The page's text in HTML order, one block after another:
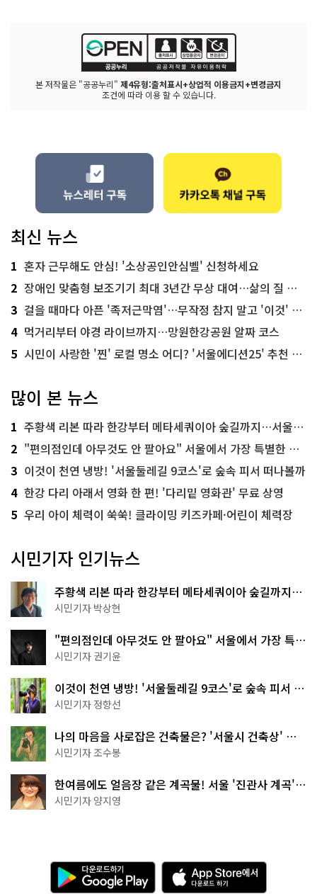
본 저작물은 "공공누리" 제4유형:출처표시+상업적 이용금지+변경금지
조건에 따라 이용 할 수 있습니다.
최신 뉴스
1 혼자 근무해도 안심! '소상공인안심벨' 신청하세요
2 장애인 맞춤형 보조기기 최대 3년간 무상 대여…삶의 질 높인다
3 걸을 때마다 아픈 '족저근막염'…무작정 참지 말고 '이것' 해보세요!
4 먹거리부터 야경 라이브까지…망원한강공원 알짜 코스
5 시민이 사랑한 '찐' 로컬 명소 어디? '서울에디션25' 추천 코스
많이 본 뉴스
1 주황색 리본 따라 한강부터 메타세쿼이아 숲길까지…서울둘레길 15코스
2 "편의점인데 아무것도 안 팔아요" 서울에서 가장 특별한 편의점의 정체
3 이것이 천연 냉방! '서울둘레길 9코스'로 숲속 피서 떠나볼까
4 한강 다리 아래서 영화 한 편! '다리밑 영화관' 무료 상영
5 우리 아이 체력이 쑥쑥! 클라이밍 키즈카페·어린이 체력장
시민기자 인기뉴스
주황색 리본 따라 한강부터 메타세쿼이아 숲길까지…
서울둘레길 15코스
시민기자 박상현
"편의점인데 아무것도 안 팔아요" 서울에서 가장 특별
한 편의점의 정체
시민기자 권기윤
이것이 천연 냉방! '서울둘레길 9코스'로 숲속 피서 떠
나볼까
시민기자 정향선
나의 마음을 사로잡은 건축물은? '서울시 건축상' 수
상작 공개!
시민기자 조수봉
한여름에도 얼음장 같은 계곡물! 서울 '진관사 계곡'이
천국이네~
시민기자 양지영
다
운
로
A
p
p